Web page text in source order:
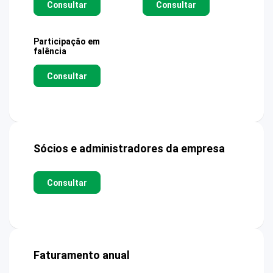
Consultar Consultar
Participação em
falência
Consultar
Sócios e administradores da empresa
Consultar
Faturamento anual